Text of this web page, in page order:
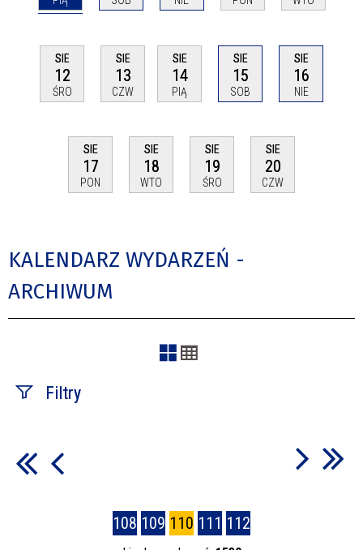
SIE
12
ŚRO
SIE
13
CZW
SIE
14
PIĄ
SIE
15
SOB
SIE
16
NIE
SIE
17
PON
SIE
18
WTO
SIE
19
ŚRO
SIE
20
CZW
KALENDARZ WYDARZEŃ -
ARCHIWUM
Filtry
108 109 110 111 112